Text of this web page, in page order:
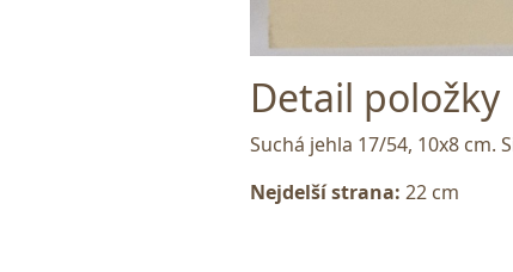
Detail položky
Suchá jehla 17/54, 10x8 cm.
Nejdelší strana: 22 cm